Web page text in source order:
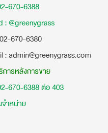
670-6388
: @greenygrass
670-6380
: admin@greenygrass.com
ารหลังการขาย
670-6388 ต่อ 403
ำหน่าย